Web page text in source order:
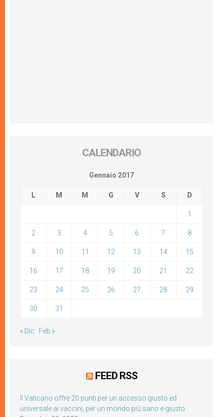
CALENDARIO
Gennaio 2017
L M M G V S D
1
2 3 4 5 6 7 8
9 10 11 12 13 14 15
16 17 18 19 20 21 22
23 24 25 26 27 28 29
30 31
« Dic Feb »
FEED RSS
Il Vaticano offre 20 punti per un accesso giusto ed
universale ai vaccini, per un mondo più sano e giusto